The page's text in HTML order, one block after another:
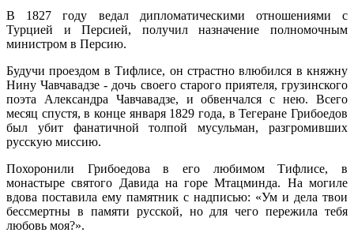
В 1827 году ведал дипломатическими отношениями с
Турцией и Персией, получил назначение полномочным
министром в Персию.
Будучи проездом в Тифлисе, он страстно влюбился в княжну
Нину Чавчавадзе - дочь своего старого приятеля, грузинского
поэта Александра Чавчавадзе, и обвенчался с нею. Всего
месяц спустя, в конце января 1829 года, в Тегеране Грибоедов
был убит фанатичной толпой мусульман, разгромивших
русскую миссию.
Похоронили Грибоедова в его любимом Тифлисе, в
монастыре святого Давида на горе Мтацминда. На могиле
вдова поставила ему памятник с надписью: «Ум и дела твои
бессмертны в памяти русской, но для чего пережила тебя
любовь моя?».